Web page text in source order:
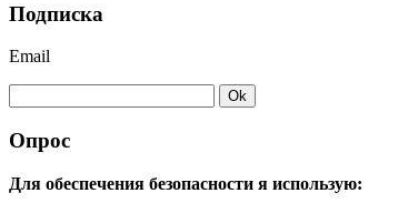
Подписка
Email
Опрос
Для обеспечения безопасности я использую: